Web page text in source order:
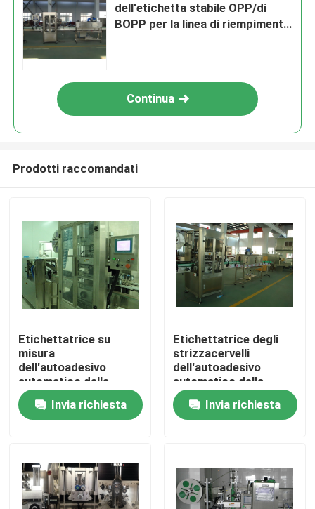
Casa
Chi siamo
Contatti
dell'etichetta stabile OPP/di
BOPP per la linea di riempimento
Continua
Prodotti raccomandati
Etichettatrice su
misura
dell'autoadesivo
automatico della
manica di 150BPM
380V,
2220*1100*2100mm,
Invia richiesta
Etichettatrice degli
strizzacervelli
dell'autoadesivo
automatico della
manica approvazione
del CE dell'acciaio
inossidabile
Invia richiesta